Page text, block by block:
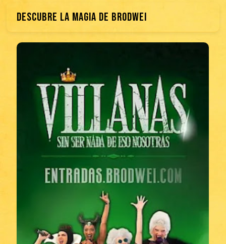
DESCUBRE LA MAGIA DE BRODWEI